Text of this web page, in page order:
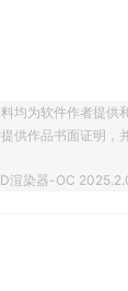
均为软件作者提
供作品书面证明，
渲染器-OC